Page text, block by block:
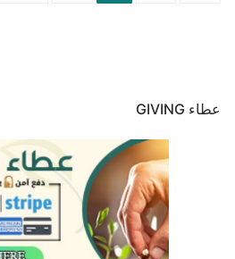
عطاء GIVING